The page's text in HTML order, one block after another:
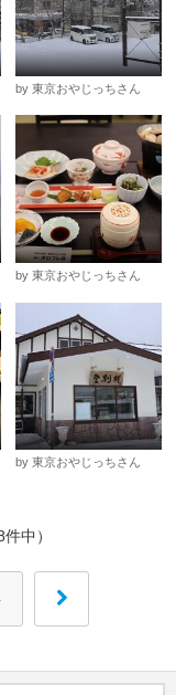
by 東京おやじっちさん
by 東京おやじっちさん
by 東京おやじっちさん
中）